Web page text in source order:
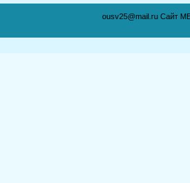
ousv25@mail.ru Сайт